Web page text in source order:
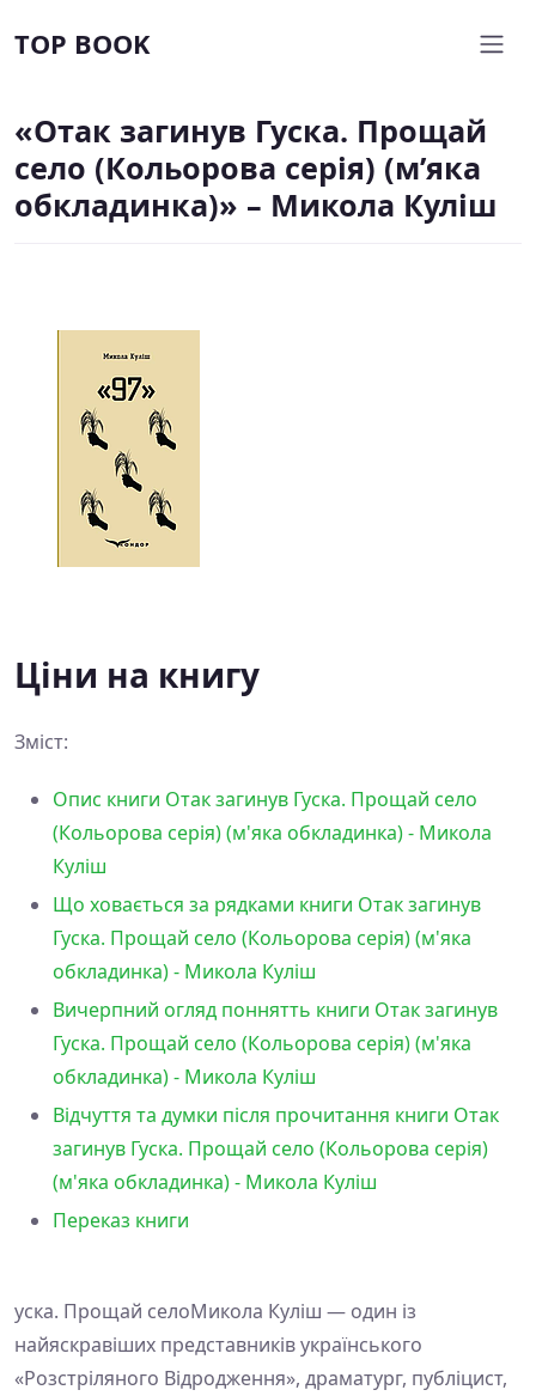
TOP BOOK
«Отак загинув Гуска. Прощай
село (Кольорова серія) (м’яка
обкладинка)» – Микола Куліш
Ціни на книгу
Зміст:
Опис книги Отак загинув Гуска. Прощай село
(Кольорова серія) (м'яка обкладинка) - Микола
Куліш
Що ховається за рядками книги Отак загинув
Гуска. Прощай село (Кольорова серія) (м'яка
обкладинка) - Микола Куліш
Вичерпний огляд поннятть книги Отак загинув
Гуска. Прощай село (Кольорова серія) (м'яка
обкладинка) - Микола Куліш
Відчуття та думки після прочитання книги Отак
загинув Гуска. Прощай село (Кольорова серія)
(м'яка обкладинка) - Микола Куліш
Переказ книги
уска. Прощай селоМикола Куліш — один із
найяскравіших представників українського
«Розстріляного Відродження», драматург, публіцист,